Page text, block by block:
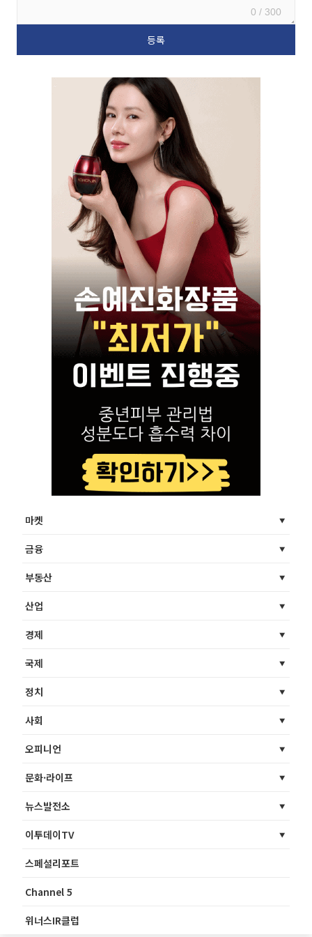
0 / 300
마켓
금융
부동산
산업
경제
국제
정치
사회
오피니언
문화·라이프
뉴스발전소
이투데이TV
스페셜리포트
Channel 5
위너스IR클럽